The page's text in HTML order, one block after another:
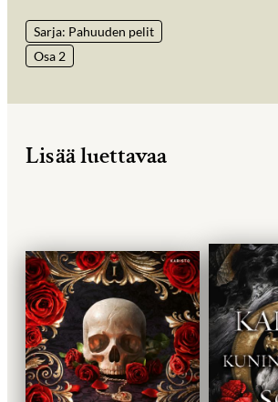
Sarja: Pahuuden pelit
Osa 2
Lisää luettavaa